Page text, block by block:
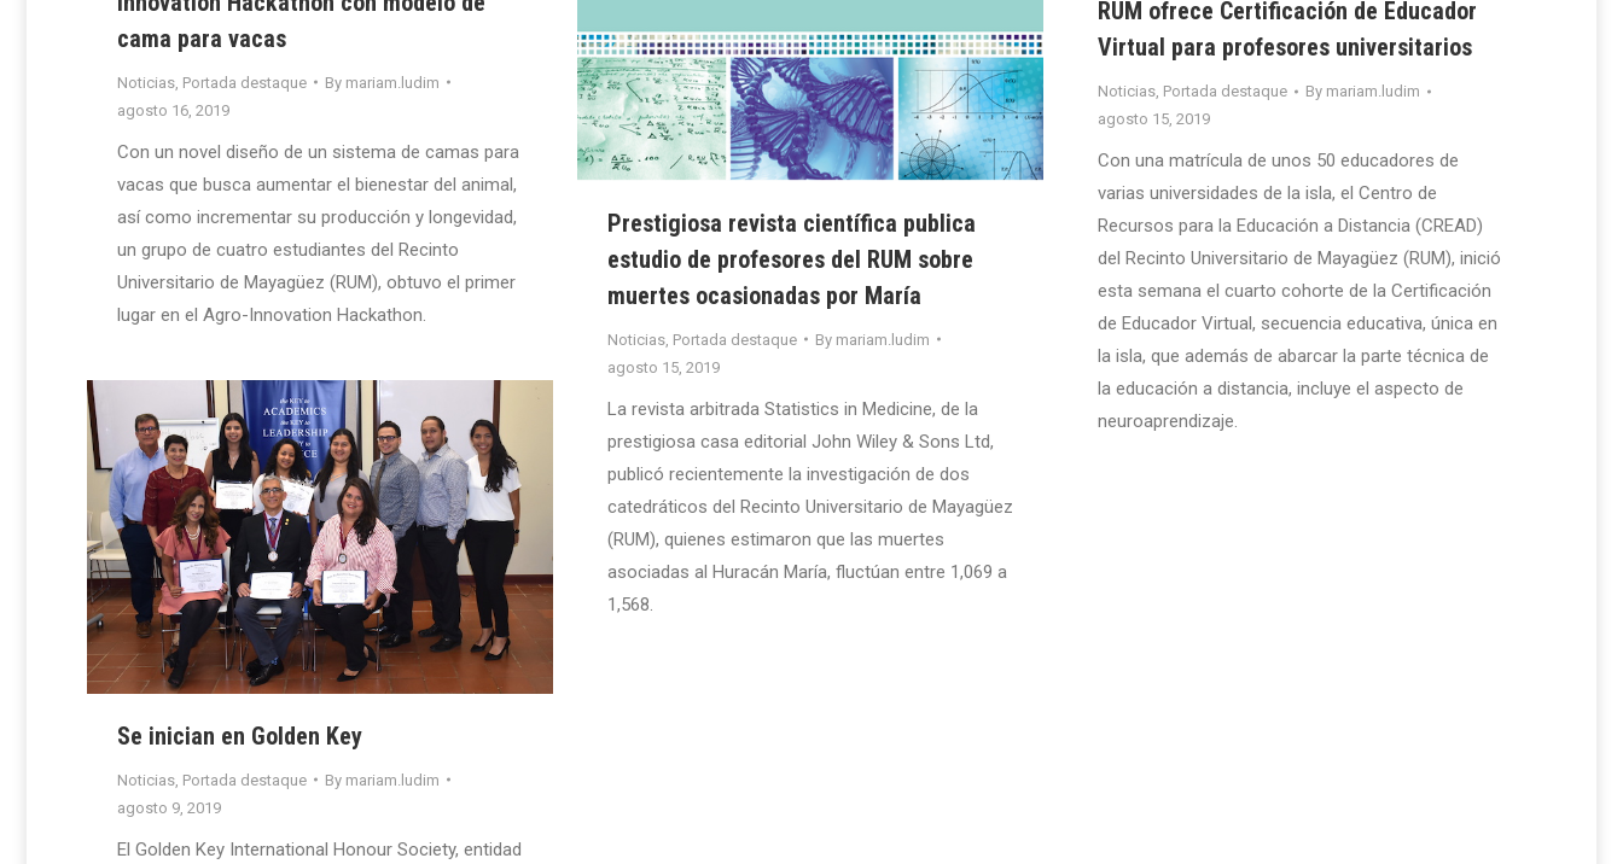
cama para vacas
Noticias Portada destaque By mariam.ludim
agosto 16, 2019
Con un novel diseño de un sistema de camas para
vacas que busca aumentar el bienestar del animal,
así como incrementar su producción y longevidad,
un grupo de cuatro estudiantes del Recinto
Universitario de Mayagüez (RUM), obtuvo el primer
lugar en el Agro-Innovation Hackathon.
RUM ofrece Certificación de Educador
Virtual para profesores universitarios
Noticias, Portada destaque By mariam.ludim
agosto 15, 2019
Con una matrícula de unos 50 educadores de
varias universidades de la isla, el Centro de
Recursos para la Educación a Distancia (CREAD)
del Recinto Universitario de Mayagüez (RUM), inició
esta semana el cuarto cohorte de la Certificación
de Educador Virtual, secuencia educativa, única en
la isla, que además de abarcar la parte técnica de
la educación a distancia, incluye el aspecto de
neuroaprendizaje.
Prestigiosa revista científica publica
estudio de profesores del RUM sobre
muertes ocasionadas por María
Noticias Portada destaque By mariam.ludim
agosto 15, 2019
La revista arbitrada Statistics in Medicine, de la
prestigiosa casa editorial John Wiley & Sons Ltd,
publicó recientemente la investigación de dos
catedráticos del Recinto Universitario de Mayagüez
(RUM), quienes estimaron que las muertes
asociadas al Huracán María, fluctúan entre 1,069 a
1,568.
Se inician en Golden Key
Noticias Portada destaque By mariam.ludim
agosto 9, 2019
El Golden Key International Honour Society, entidad